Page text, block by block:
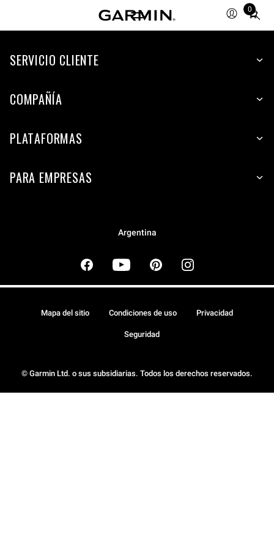
0
Total
SERVICIO CLIENTE
COMPAÑÍA
PLATAFORMAS
PARA EMPRESAS
Argentina
© Garmin Ltd. o sus subsidiarias. Todos los derechos reservados.
Mapa del sitio Condiciones de uso Privacidad
Seguridad